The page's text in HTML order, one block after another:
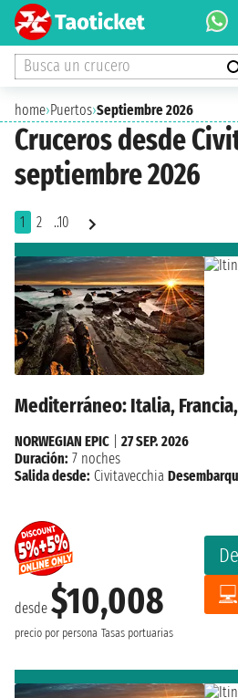
Busca un crucero
home›Puertos›Septiembre 2026
Cruceros desde
septiembre 2026
1 2 ..10
Mediterráneo: Italia,
desde $10,008
precio por persona Tasas portuarias
NORWEGIAN EPIC
27 SEP. 2026
Duración: 7 noches
Salida desde: Civitavecchia